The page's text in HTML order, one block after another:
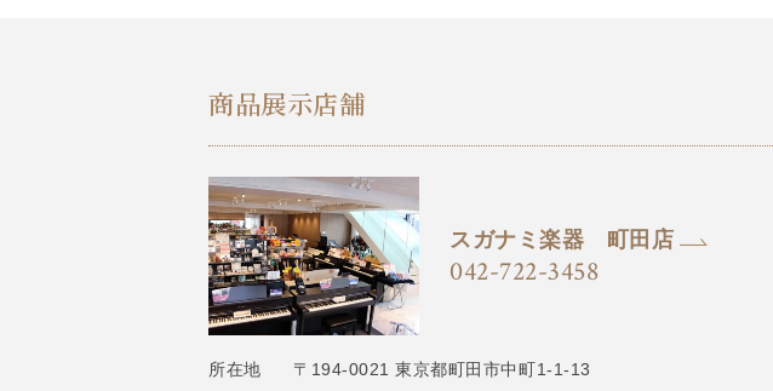
商品展示店舗
スガナミ楽器 町田店
042-722-3458
所在地 〒194-0021 東京都町田市中町1-1-13